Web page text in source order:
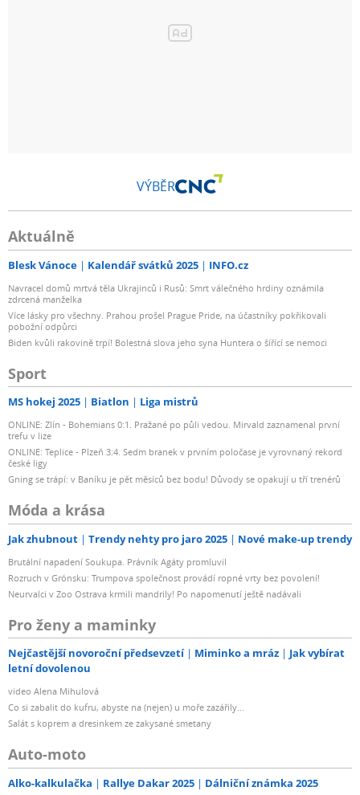
VÝBĚR
Aktuálně
Blesk Vánoce Kalendář svátků 2025 INFO.cz
Navracel domů mrtvá těla Ukrajinců i Rusů: Smrt válečného hrdiny oznámila
zdrcená manželka
Více lásky pro všechny. Prahou prošel Prague Pride, na účastníky pokřikovali
pobožní odpůrci
Biden kvůli rakovině trpí! Bolestná slova jeho syna Huntera o šířící se nemoci
Sport
MS hokej 2025 Biatlon Liga mistrů
ONLINE: Zlín - Bohemians 0:1. Pražané po půli vedou. Mirvald zaznamenal první
trefu v lize
ONLINE: Teplice - Plzeň 3:4. Sedm branek v prvním poločase je vyrovnaný rekord
české ligy
Gning se trápí: v Baníku je pět měsíců bez bodu! Důvody se opakují u tří trenérů
Móda a krása
Jak zhubnout Trendy nehty pro jaro 2025 Nové make-up trendy
Brutální napadení Soukupa. Právník Agáty promluvil
Rozruch v Grónsku: Trumpova společnost provádí ropné vrty bez povolení!
Neurvalci v Zoo Ostrava krmili mandrily! Po napomenutí ještě nadávali
Pro ženy a maminky
Nejčastější novoroční předsevzetí Miminko a mráz
Jak vybírat
letní dovolenou
video Alena Mihulová
Co si zabalit do kufru, abyste na (nejen) u moře zazářily...
Salát s koprem a dresinkem ze zakysané smetany
Auto-moto
Alko-kalkulačka Rallye Dakar 2025 Dálniční známka 2025